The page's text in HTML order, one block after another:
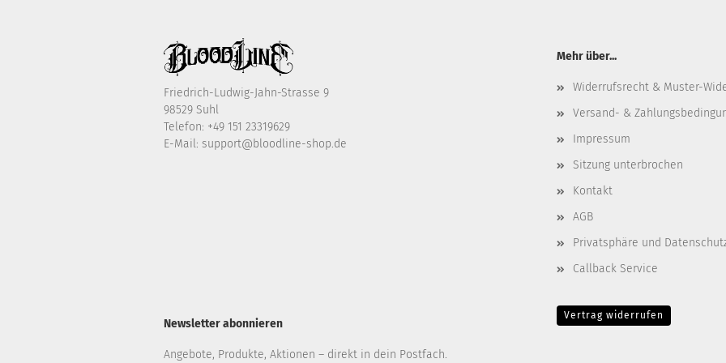
Friedrich-Ludwig-Jahn-Strasse 9
98529 Suhl
Telefon: +49 151 23319629
E-Mail: support@bloodline-shop.de
Mehr über...
Widerrufsrecht & Muster-
Versand- &
Impressum
Sitzung unterbrochen
Kontakt
AGB
Privatsphäre und
Callback Service
Newsletter abonnieren
Angebote, Produkte, Aktionen – direkt in dein Postfach.
Vertrag widerrufen